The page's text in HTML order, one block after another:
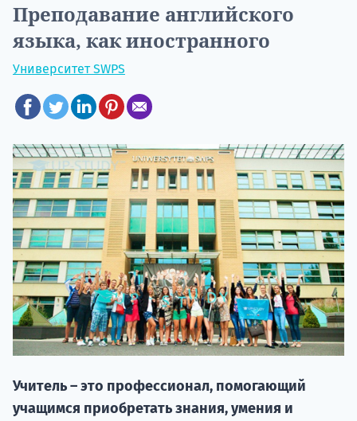
Преподавание английского
языка, как иностранного
Университет SWPS
Учитель – это профессионал, помогающий
учащимся приобретать знания, умения и
НАБОР